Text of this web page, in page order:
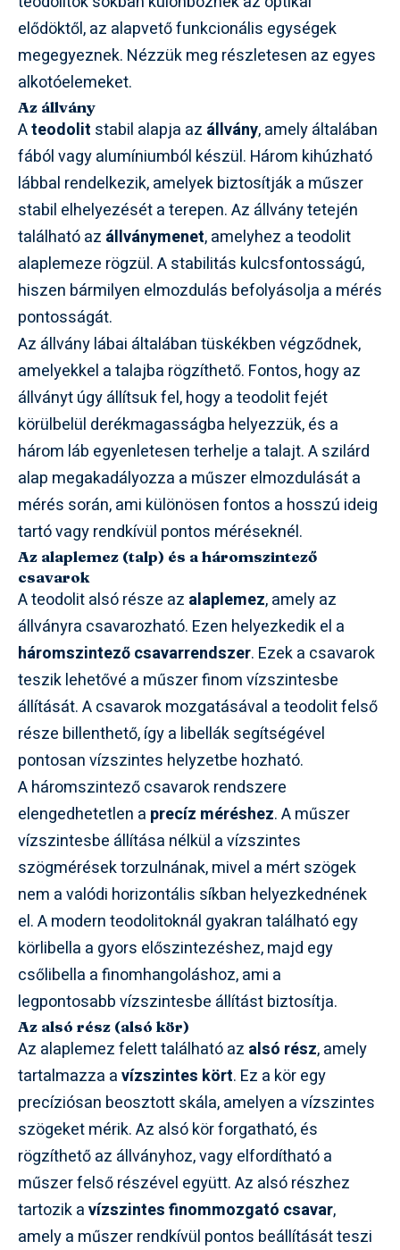
elődöktől, az alapvető funkcionális egységek
megegyeznek. Nézzük meg részletesen az egyes
alkotóelemeket.
Az állvány
Ateodolit stabil alapja az állvány, amely általában
fából vagy alumíniumból készül. Három kihúzható
lábbal rendelkezik, amelyek biztosítják a műszer
stabil elhelyezését a terepen. Az állvány tetején
található az állványmenet, amelyhez a teodolit
alaplemeze rögzül. A stabilitás kulcsfontosságú,
hiszen bármilyen elmozdulás befolyásolja a mérés
pontosságát.
Az állvány lábai általában tüskékben végződnek,
amelyekkel a talajba rögzíthető. Fontos, hogy az
állványt úgy állítsuk fel, hogy a teodolit fejét
körülbelül derékmagasságba helyezzük, és a
három láb egyenletesen terhelje a talajt. A szilárd
alap megakadályozza a műszer elmozdulását a
mérés során, ami különösen fontos a hosszú ideig
tartó vagy rendkívül pontos méréseknél.
Az alaplemez (talp) és a háromszintező
csavarok
A teodolit alsó része az alaplemez, amely az
állványra csavarozható. Ezen helyezkedik el a
háromszintező csavarrendszer. Ezek a csavarok
teszik lehetővé a műszer finom vízszintesbe
állítását. A csavarok mozgatásával a teodolit felső
része billenthető, így a libellák segítségével
pontosan vízszintes helyzetbe hozható.
A háromszintező csavarok rendszere
elengedhetetlen a precíz méréshez. A műszer
vízszintesbe állítása nélkül a vízszintes
szögmérések torzulnának, mivel a mért szögek
nem a valódi horizontális síkban helyezkednének
el. A modern teodolitoknál gyakran található egy
körlibella a gyors előszintezéshez, majd egy
csőlibella a finomhangoláshoz, ami a
legpontosabb vízszintesbe állítást biztosítja.
Az alsó rész (alsó kör)
Az alaplemez felett található az alsó rész, amely
tartalmazza avízszintes kört. Ez a kör egy
precíziósan beosztott skála, amelyen a vízszintes
szögeket mérik. Az alsó kör forgatható, és
rögzíthető az állványhoz, vagy elfordítható a
műszer felső részével együtt. Az alsó részhez
tartozik avízszintes finommozgató csavar,
amely a műszer rendkívül pontos beállítását teszi